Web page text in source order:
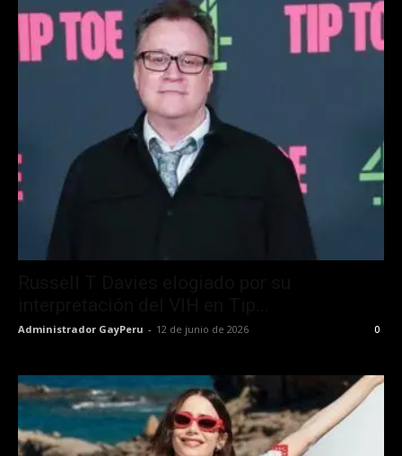
Administrador GayPeru - 12 de junio de 2026 0